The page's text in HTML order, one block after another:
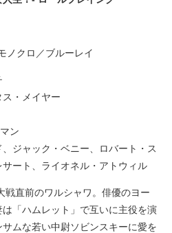
ノクロ／ブルーレイ
・メイヤー
ン
ジャック・ベニー、ロバート・ス
ート、ライオネル・アトウィル
戦直前のワルシャワ。俳優のヨー
「ハムレット」で互いに主役を演
ムな若い中尉ソビンスキーに愛を